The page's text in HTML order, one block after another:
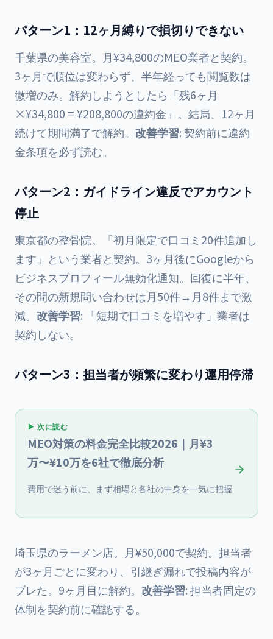
パターン1：12ヶ月縛りで損切りできない
千葉県の美容室。月¥34,800のMEO業者と契約。
3ヶ月で順位は変わらず、半年経っても閲覧数は
微増のみ。解約しようとしたら「残6ヶ月
×¥34,800 = ¥208,800の違約金」。結局、12ヶ月
続けて期間満了で解約。 改善学習: 契約前に違約
金条項を必ず読む。
パターン2：ガイドライン違反でアカウント
停止
東京都の整骨院。「初月限定で口コミ20件追加し
ます」という業者と契約。3ヶ月後にGoogleから
ビジネスプロフィール無効化通知。回復に半年、
その間の新規問い合わせは月50件→月8件まで激
減。 改善学習: 「短期で口コミを増やす」業者は
契約しない。
パターン3：担当者が頻繁に変わり運用停滞
▶ 次に読む
MEO対策の料金完全比較2026｜月¥3
万〜¥10万を6社で徹底分析
費用で迷う前に、まず相場と各社の中身を一気に把握
埼玉県のラーメン店。月¥50,000で契約。担当者
が3ヶ月ごとに変わり、引継ぎ漏れで投稿内容が
ブレた。9ヶ月目に解約。 改善学習: 担当者固定の
体制を契約前に確認する。